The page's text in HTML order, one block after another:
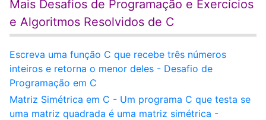
Mais Desafios de Programação e Exercícios
e Algoritmos Resolvidos de C
Escreva uma função C que recebe três números
inteiros e retorna o menor deles - Desafio de
Programação em C
Matriz Simétrica em C - Um programa C que testa se
uma matriz quadrada é uma matriz simétrica -